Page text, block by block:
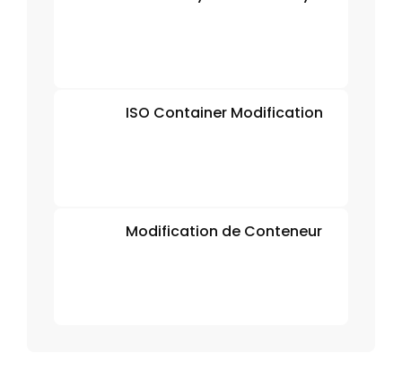
ISO Container Modification
Modification de Conteneur